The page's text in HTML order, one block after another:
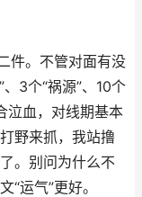
件。不管对面有没
3个“祸源”、10个
泣血，对线期基本
野来抓，我站撸
。别问为什么不
运气”更好。